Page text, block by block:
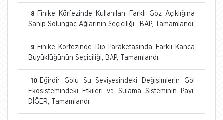
8
Finike Körfezinde Kullanılan Farklı Göz Açıklığına
Sahip Solungaç Ağlarının Seçiciliği , BAP, Tamamlandı.
9
Finike Körfezinde Dip Paraketasında Farklı Kanca
Büyüklüğünün Seçiciliği, BAP, Tamamlandı.
10 Eğirdir Gölü Su Seviyesindeki Değişimlerin Göl
Ekosistemindeki Etkileri ve Sulama Sisteminin Payı,
DİĞER, Tamamlandı.